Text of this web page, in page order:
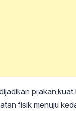
pijakan
fisik menuju